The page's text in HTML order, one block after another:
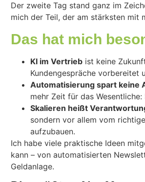
Der zweite Tag stand ganz im
mich der Teil, der am stärksten mit
Das hat mich
KI im Vertrieb ist keine
Kundengespräche vorbereitet
Automatisierung spart keine
mehr Zeit für das
Skalieren heißt
sondern vor allem vom
aufzubauen.
Ich habe viele praktische Ideen
kann – von automatisierten
Geldanlage.